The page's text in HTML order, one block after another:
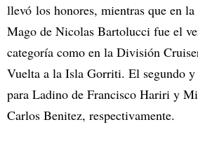
llevó los honores, mientras que en
Mago de Nicolas Bartolucci fue el
categoría como en la División
Vuelta a la Isla Gorriti. El segundo
para Ladino de Francisco Hariri y
Carlos Benitez, respectivamente.